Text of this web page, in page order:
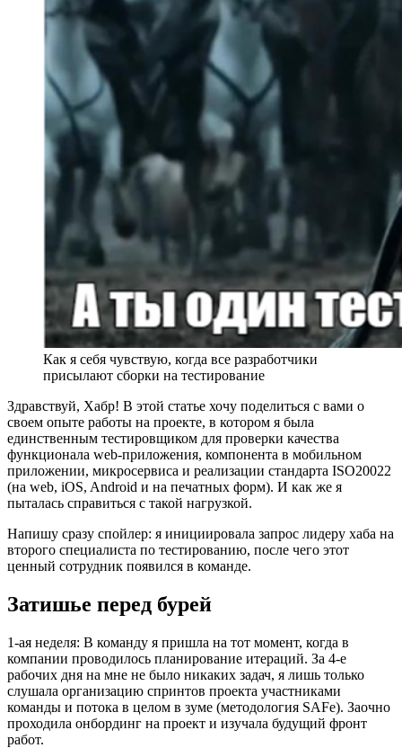
Как я себя чувствую, когда все разработчики
присылают сборки на тестирование
Здравствуй, Хабр! В этой статье хочу поделиться с вами о
своем опыте работы на проекте, в котором я была
единственным тестировщиком для проверки качества
функционала web-приложения, компонента в мобильном
приложении, микросервиса и реализации стандарта ISO20022
(на web, iOS, Android и на печатных форм). И как же я
пыталась справиться с такой нагрузкой.
Напишу сразу спойлер: я инициировала запрос лидеру хаба на
второго специалиста по тестированию, после чего этот
ценный сотрудник появился в команде.
Затишье перед бурей
1-ая неделя: В команду я пришла на тот момент, когда в
компании проводилось планирование итераций. За 4-е
рабочих дня на мне не было никаких задач, я лишь только
слушала организацию спринтов проекта участниками
команды и потока в целом в зуме (методология SAFe). Заочно
проходила онбординг на проект и изучала будущий фронт
работ.